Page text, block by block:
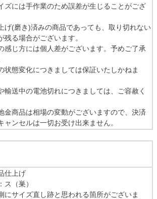
ズには手作業のため誤差が生じることがござ
げ(磨き)済みの商品であっても、取り切れない
残る場合がございます。
感じ方には個人差がございます。予めご了承
状態変化につきましては保証いたしかねま
輸送中の電池切れにつきましては、ご容赦く
金商品は相場の変動がございますので、決済
ャンセルは一切お受け出来ません。
仕上げ
ス（巣）
にサイズ直し跡と思われる箇所がございま